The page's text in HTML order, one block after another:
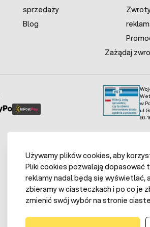
sprzedaży
Blog
Zażądaj
w
ul.
60-
Używamy plików cookies, aby
Pliki cookies pozwalają dopasować
reklamy nadal będą się wyświetlać,
zbieramy w ciasteczkach i po co je
zmienić swój wybór na stronie